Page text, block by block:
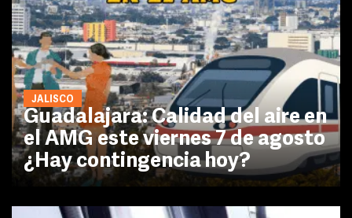
JALISCO
Guadalajara: Calidad del aire en
el AMG este viernes 7 de agosto
¿Hay contingencia hoy?